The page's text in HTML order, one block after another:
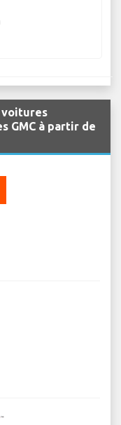
voitures
GMC à partir de